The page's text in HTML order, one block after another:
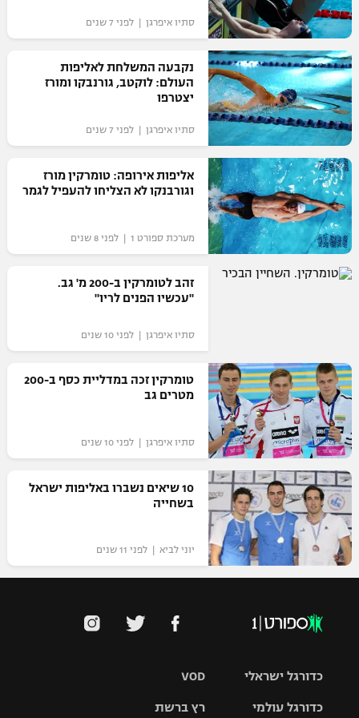
"מחצית בשכונה" – פודקאסט
משתתפים וזוכים בפרסים
תקנון משתתפים וזוכים בפרסים
תקנון עבור פעילות אלקטרה
תקנון עבור פעילות ספורט 1 – "מרלן"
טניס
גיימינג E-Sports
תנאי שימוש
רשיון להקרנה פומבית לבית עסק
הצטרפות לחבילת הערוצים
לוח דרושים – ג'ובנט
תגיות
המגזין
אופניים
ספורט מוטורי
כדורמים
פוטבול אמריקאי NFL
בייסבול MLB
ספורט אתגרי ואקסטרים
סתיו איפרגן | לפני 7 שנים
נקבעה המשלחת לאליפות
העולם: לוקטב, גורנבקו ומורז
יצטרפו
סתיו איפרגן | לפני 7 שנים
אליפות אירופה: טומרקין מורז
וגורבנקו לא הצליחו להעפיל לגמר
מערכת ספורט 1 | לפני 8 שנים
זהב לטומרקין ב-200 מ' גב.
"עכשיו הפנים לריו"
סתיו איפרגן | לפני 10 שנים
טומרקין זכה במדליית כסף ב-200
מטרים גב
סתיו איפרגן | לפני 10 שנים
10 שיאים נשברו באליפות ישראל
בשחייה
יוני לביא | לפני 11 שנים
VOD
רץ ברשת
כדורגל ישראלי
כדורגל עולמי